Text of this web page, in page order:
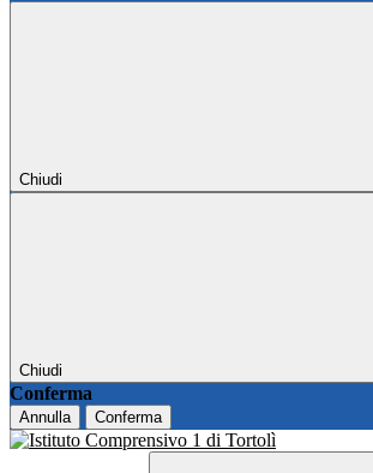
Chiudi
Chiudi
Conferma
Annulla Conferma